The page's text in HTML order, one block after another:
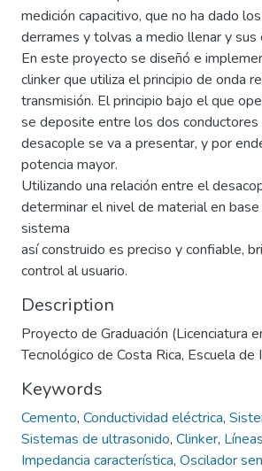
medición capacitivo, que no ha dado
derrames y tolvas a medio llenar y
En este proyecto se diseñó e
clinker que utiliza el principio de onda
transmisión. El principio bajo el que
se deposite entre los dos conductores
desacople se va a presentar, y por
potencia mayor.
Utilizando una relación entre el
determinar el nivel de material en
sistema
así construido es preciso y confiable,
control al usuario.
Description
Proyecto de Graduación (Licenciatura
Tecnológico de Costa Rica, Escuela
Keywords
Cemento, Conductividad eléctrica,
Sistemas de ultrasonido, Clinker,
Impedancia característica, Oscilador